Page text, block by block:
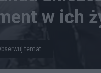
w ich
temat